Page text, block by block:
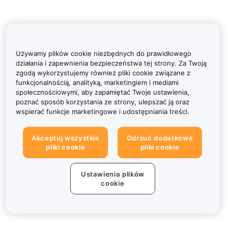
Używamy plików cookie niezbędnych do prawidłowego
działania i zapewnienia bezpieczeństwa tej strony. Za Twoją
zgodą wykorzystujemy również pliki cookie związane z
funkcjonalnością, analityką, marketingiem i mediami
społecznościowymi, aby zapamiętać Twoje ustawienia,
poznać sposób korzystania ze strony, ulepszać ją oraz
wspierać funkcje marketingowe i udostępniania treści.
Akceptuj wszystkie
pliki cookie
Odrzuć dodatkowe
pliki cookie
Ustawienia plików
cookie